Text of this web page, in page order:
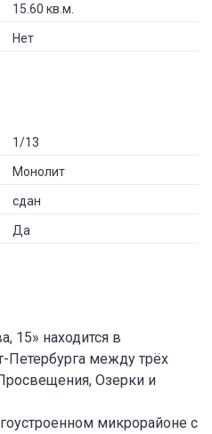
15.60 кв.м.
Нет
1/13
Монолит
сдан
Да
15» находится в
Петербурга между трёх
Озерки и
микрорайоне с